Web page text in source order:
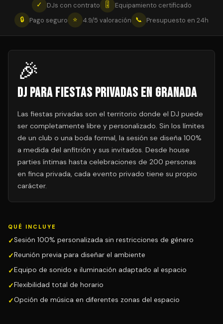
✓ DJs con contrato 🎚
Equipamiento certificado
🔒
Pago seguro ⭐ 4.9/5 valoración 📞 Presupuesto en 24h
🎉
DJ para Fiestas Privadas en Granada
Las fiestas privadas son el territorio donde el DJ puede
ser completamente libre y personalizado. Sin los límites
de un club o una boda formal, la sesión se diseña 100%
a medida del anfitrión y sus invitados. Desde house
parties íntimas hasta celebraciones de 200 personas
en finca privada, cada evento privado tiene su propio
carácter.
QUÉ INCLUYE
Sesión 100% personalizada sin restricciones de género
Reunión previa para diseñar el ambiente
Equipo de sonido e iluminación adaptado al espacio
Flexibilidad total de horario
Opción de música en diferentes zonas del espacio